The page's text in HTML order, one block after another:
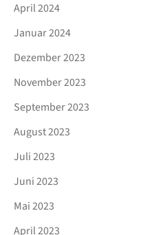
April 2024
Januar 2024
Dezember 2023
November 2023
September 2023
August 2023
Juli 2023
Juni 2023
Mai 2023
April 2023